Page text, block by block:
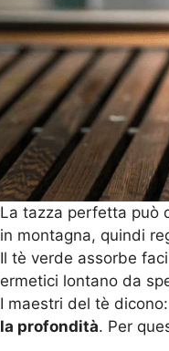
La tazza perfetta può
in montagna, quindi
Il tè verde assorbe
ermetici lontano da
I maestri del tè dicono:
la profondità. Per